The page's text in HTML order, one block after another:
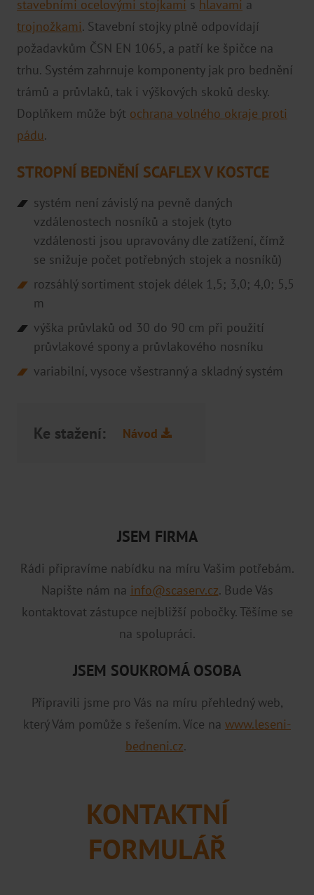
stavebními ocelovými stojkami s hlavami a
trojnožkami. Stavební stojky plně odpovídají
požadavkům ČSN EN 1065, a patří ke špičce na
trhu. Systém zahrnuje komponenty jak pro bednění
trámů a průvlaků, tak i výškových skoků desky.
Doplňkem může být ochrana volného okraje proti
pádu.
STROPNÍ BEDNĚNÍ SCAFLEX V KOSTCE
systém není závislý na pevně daných
vzdálenostech nosníků a stojek (tyto
vzdálenosti jsou upravovány dle zatížení, čímž
se snižuje počet potřebných stojek a nosníků)
rozsáhlý sortiment stojek délek 1,5; 3,0; 4,0; 5,5
m
výška průvlaků od 30 do 90 cm při použití
průvlakové spony a průvlakového nosníku
variabilní, vysoce všestranný a skladný systém
Ke stažení: Návod
JSEM FIRMA
Rádi připravíme nabídku na míru Vašim potřebám.
Napište nám na info@scaserv.cz. Bude Vás
kontaktovat zástupce nejbližší pobočky. Těšíme se
na spolupráci.
JSEM SOUKROMÁ OSOBA
Připravili jsme pro Vás na míru přehledný web,
který Vám pomůže s řešením. Více na www.leseni-
bedneni.cz.
KONTAKTNÍ
FORMULÁŘ